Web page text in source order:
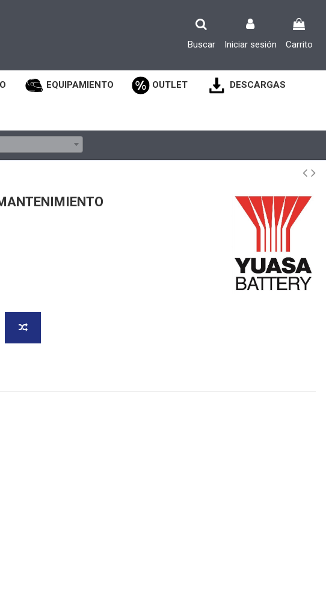
Buscar
Iniciar sesión Carrito
EQUIPAMIENTO OUTLET DESCARGAS